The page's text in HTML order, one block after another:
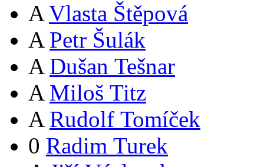
A Vlasta Štěpová
A Petr Šulák
A Dušan Tešnar
A Miloš Titz
A Rudolf Tomíček
0 Radim Turek